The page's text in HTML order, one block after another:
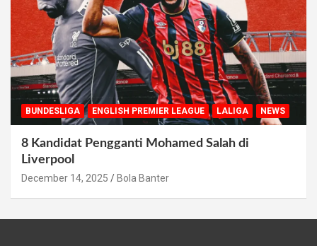
BUNDESLIGA ENGLISH PREMIER LEAGUE LALIGA NEWS
8 Kandidat Pengganti Mohamed Salah di
Liverpool
December 14, 2025 Bola Banter